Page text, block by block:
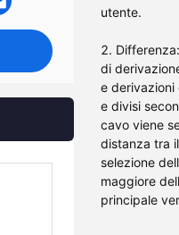
utente.
2.
di
e derivazioni
e divisi
cavo viene
distanza tra
selezione
maggiore
principale